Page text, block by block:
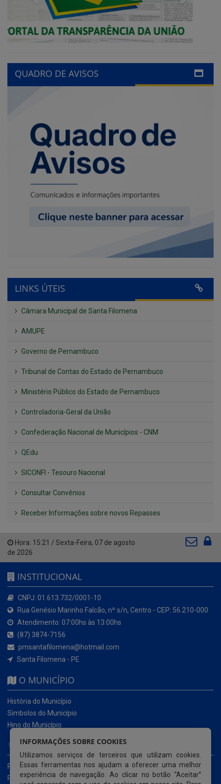
QUADRO DE AVISOS
LINKS ÚTEIS
Câmara Municipal de Santa Filomena
AMUPE
Governo de Pernambuco
Tribunal de Contas do Estado de Pernambuco
Ministério Público do Estado de Pernambuco
Controladoria-Geral da União
Confederação Nacional de Municípios - CNM
QEdu
SICONFI - Tesouro Nacional
Consultar Convênios
Receber Informações sobre novos Repasses
Hora: 15:21 / Sexta-Feira, 07 de agosto
de 2026
INSTITUCIONAL
CNPJ: 01.613.732/0001-10
Rua Genésio Marinho Falcão, nº s/n, Centro - CEP: 56.210-000
Atendimento: 07:00hs às 13:00hs
(87) 3874-7156
pmsantafilomena@hotmail.com
Santa Filomena - PE
O MUNICÍPIO
História do Município
Simbolos do Município
Hino do Município
NOSSOS SERVIÇOS
Portal da Transparência
Portal da Transparência da COVID-19
INFORMAÇÕES SOBRE COOKIES
Utilizamos serviços de terceiros que utilizam cookies.
Essas ferramentas nos ajudam a oferecer uma melhor
experiência de navegação. Ao clicar no botão “Aceitar”